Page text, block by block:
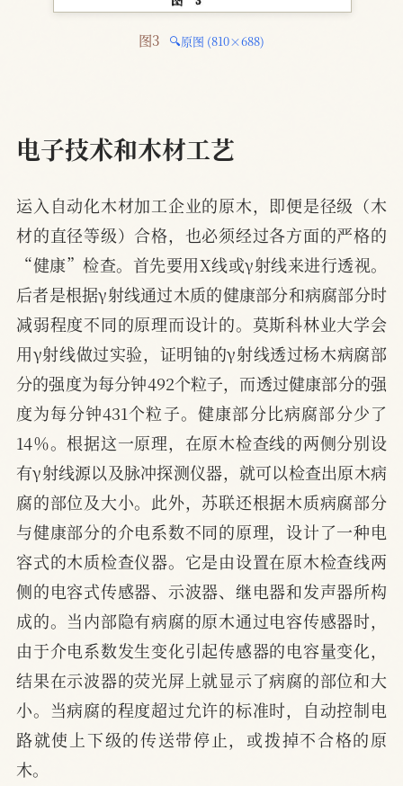
图3 🔍原图 (810×688)
电子技术和木材工艺
运入自动化木材加工企业的原木，即便是径级（木
材的直径等级）合格，也必须经过各方面的严格的
“健康”检查。首先要用X线或γ射线来进行透视。
后者是根据γ射线通过木质的健康部分和病腐部分时
减弱程度不同的原理而设计的。莫斯科林业大学会
用γ射线做过实验，证明铀的γ射线透过杨木病腐部
分的强度为每分钟492个粒子，而透过健康部分的强
度为每分钟431个粒子。健康部分比病腐部分少了
14％。根据这一原理，在原木检查线的两侧分别设
有γ射线源以及脉冲探测仪器，就可以检查出原木病
腐的部位及大小。此外，苏联还根据木质病腐部分
与健康部分的介电系数不同的原理，设计了一种电
容式的木质检查仪器。它是由设置在原木检查线两
侧的电容式传感器、示波器、继电器和发声器所构
成的。当内部隐有病腐的原木通过电容传感器时，
由于介电系数发生变化引起传感器的电容量变化，
结果在示波器的荧光屏上就显示了病腐的部位和大
小。当病腐的程度超过允许的标准时，自动控制电
路就使上下级的传送带停止，或拨掉不合格的原
木。